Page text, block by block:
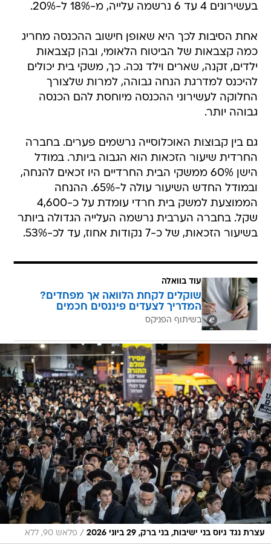
בעשירונים 4 עד 6 נרשמה עלייה, מ-18% ל-20%.
אחת הסיבות לכך היא שאופן חישוב ההכנסה מחריג
כמה קצבאות של הביטוח הלאומי, ובהן קצבאות
ילדים, זקנה, שארים וילד נכה. כך, משקי בית יכולים
להיכנס למדרגת הנחה גבוהה, למרות שלצורך
החלוקה לעשירוני ההכנסה מיוחסת להם הכנסה
גבוהה יותר.
גם בין קבוצות האוכלוסייה נרשמים פערים. בחברה
החרדית שיעור הזכאות הוא הגבוה ביותר. במודל
הישן 60% ממשקי הבית החרדיים היו זכאים להנחה,
ובמודל החדש השיעור עולה ל-65%. ההנחה
הממוצעת למשק בית חרדי עומדת על כ-4,600
שקל. בחברה הערבית נרשמה העלייה הגדולה ביותר
בשיעור הזכאות, של כ-7 נקודות אחוז, עד לכ-53%.
עוד בוואלה
שוקלים לקחת הלוואה אך מפחדים?
המדריך לצעדים פיננסים חכמים
בשיתוף הפניקס
עצרת נגד גיוס בני ישיבות, בני ברק, 29 ביוני 2026 / פלאש 90, ללא